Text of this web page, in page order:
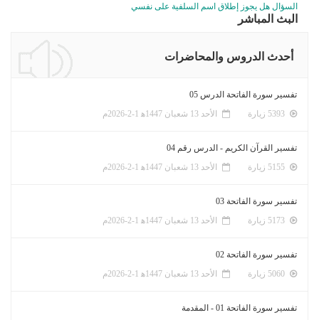
السؤال هل يجوز إطلاق اسم السلفية على نفسي
البث المباشر
أحدث الدروس والمحاضرات
تفسير سورة الفاتحة الدرس 05
الأحد 13 شعبان 1447ﻫ 1-2-2026م
تفسير القرآن الكريم - الدرس رقم 04
الأحد 13 شعبان 1447ﻫ 1-2-2026م
تفسير سورة الفاتحة 03
الأحد 13 شعبان 1447ﻫ 1-2-2026م
تفسير سورة الفاتحة 02
الأحد 13 شعبان 1447ﻫ 1-2-2026م
تفسير سورة الفاتحة 01 - المقدمة